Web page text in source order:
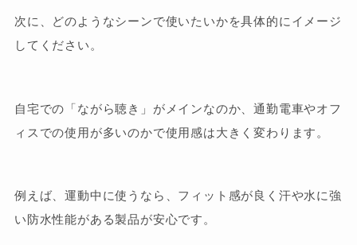
次に、どのようなシーンで使いたいかを具体的にイメージ
してください。
自宅での「ながら聴き」がメインなのか、通勤電車やオフ
ィスでの使用が多いのかで使用感は大きく変わります。
例えば、運動中に使うなら、フィット感が良く汗や水に強
い防水性能がある製品が安心です。